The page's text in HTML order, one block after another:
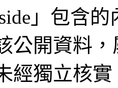
」包含
公開資料
經獨立核